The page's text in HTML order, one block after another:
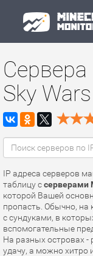
Sky Wars
IP адреса серверов
таблицу ссерверами
которой Вашей
пропасть. Обычно, на
с сундуками, в
вспомогательные
На разных островах
удачу, а можно хитро